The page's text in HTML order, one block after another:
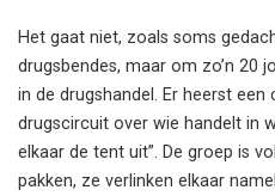
Het gaat niet, zoals soms
drugsbendes, maar om zo’n 20
in de drugshandel. Er heerst
drugscircuit over wie handelt in
elkaar de tent uit”. De groep is
pakken, ze verlinken elkaar